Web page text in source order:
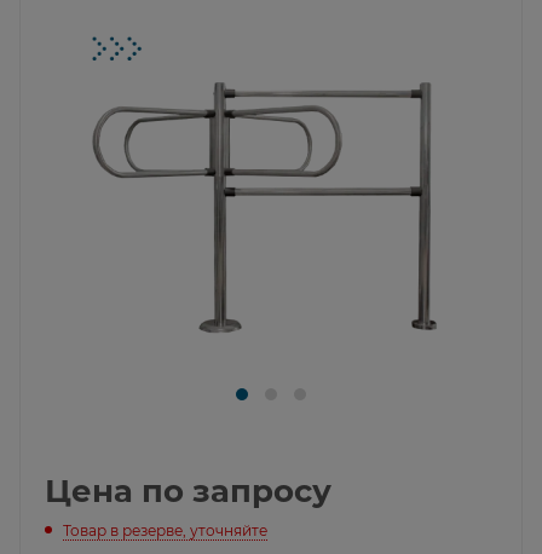
Цена по запросу
Товар в резерве, уточняйте